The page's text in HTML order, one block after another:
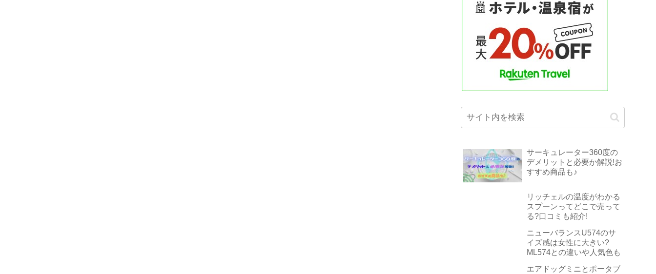
サーキュレーター360度の
デメリットと必要か解説!お
すすめ商品も♪
リッチェルの温度がわかる
スプーンってどこで売って
る?口コミも紹介!
ニューバランスU574のサ
イズ感は女性に大きい?
ML574との違いや人気色も
エアドッグミニとポータブ